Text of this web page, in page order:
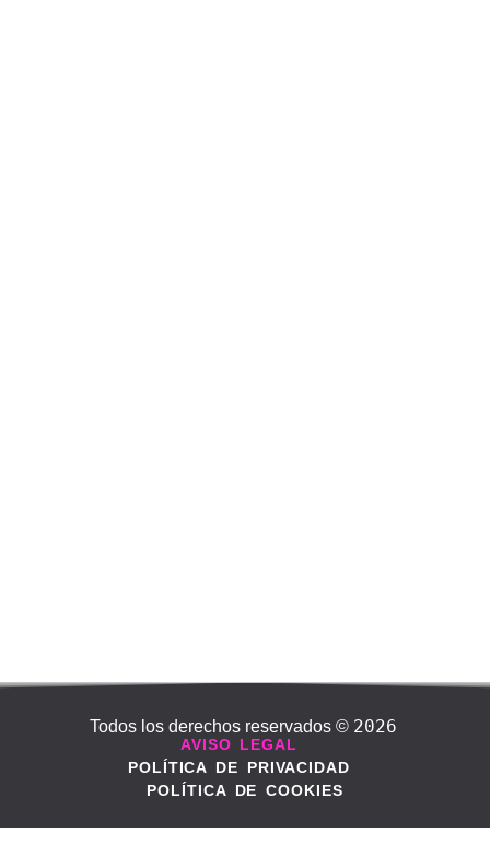
Todos los derechos reservados © 2026
AVISO LEGAL
POLÍTICA DE PRIVACIDAD
POLÍTICA DE COOKIES